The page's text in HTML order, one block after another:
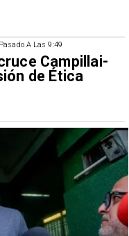
A Las 9:49
Campillai-
de Ética